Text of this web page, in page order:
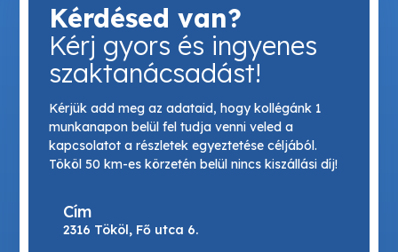
Kérdésed van?
Kérj gyors és ingyenes
szaktanácsadást!
Kérjük add meg az adataid, hogy kollégánk 1
munkanapon belül fel tudja venni veled a
kapcsolatot a részletek egyeztetése céljából.
Tököl 50 km-es körzetén belül nincs kiszállási díj!
Cím
2316 Tököl, Fő utca 6.